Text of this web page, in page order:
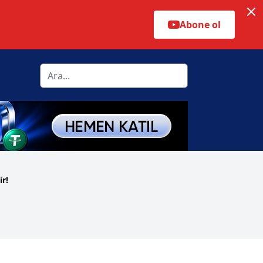
Abone ol